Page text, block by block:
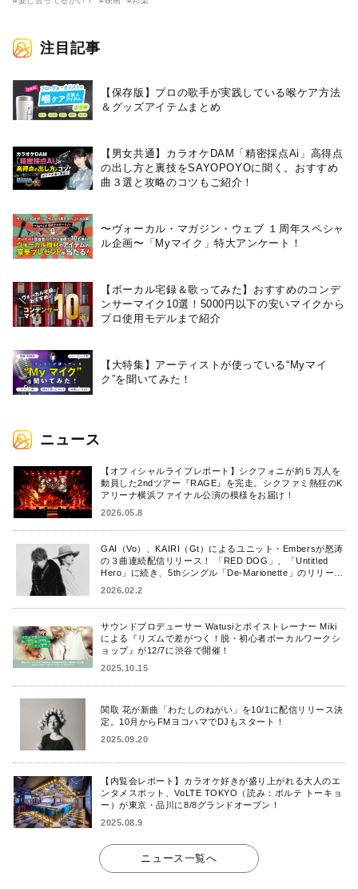
注目記事
【保存版】プロの歌手が実践している喉ケア⽅法
＆グッズアイテムまとめ
【男女共通】カラオケDAM「精密採点Ai」高得点
の出し方と裏技をSAYOPOYOに聞く。おすすめ
曲３選と攻略のコツもご紹介！
〜ヴォーカル・マガジン・ウェブ １周年スペシャ
ル企画〜「Myマイク」特大アンケート！
【ボーカル宅録＆歌ってみた】おすすめのコンデ
ンサーマイク10選！5000円以下の安いマイクから
プロ使用モデルまで紹介
【大特集】アーティストが使っている“Myマイ
ク”を聞いてみた！
ニュース
【オフィシャルライブレポート】シクフォニが約５万人を
動員した2ndツアー『RAGE』を完走。シクファミ熱狂のK
アリーナ横浜ファイナル公演の模様をお届け！
2026.05.8
GAI（Vo）、KAIRI（Gt）によるユニット・Embersが怒涛
の３曲連続配信リリース！ 「RED DOG」、「Untitled
Hero」に続き、5thシングル「De-Marionette」のリリース
を発表！
2026.02.2
サウンドプロデューサー Watusiとボイストレーナー Miki
による『リズムで差がつく！脱・初心者ボーカルワークシ
ョップ』が12/7に渋谷で開催！
2025.10.15
関取 花が新曲「わたしのねがい」を10/1に配信リリース決
定。10月からFMヨコハマでDJもスタート！
2025.09.20
【内覧会レポート】カラオケ好きが盛り上がれる大人のエ
ンタメスポット、VoLTE TOKYO（読み：ボルテ トーキョ
ー）が東京・品川に8/8グランドオープン！
2025.08.9
ニュース一覧へ